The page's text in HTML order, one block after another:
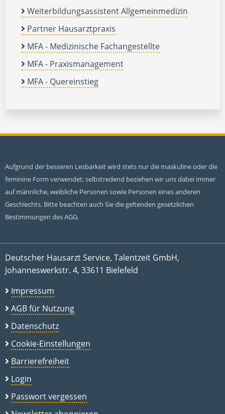
Weiterbildungsassistent Allgemeinmedizin
Partner Hausarztpraxis
MFA - Medizinische Fachangestellte
MFA - Praxismanagement
MFA - Quereinstieg
Aufgrund der besseren Lesbarkeit wird stets nur die maskuline oder die
feminine Form verwendet; selbstredend beziehen wir uns dabei immer
auf männliche, weibliche Personen sowie Personen eines anderen
Geschlechts. Bitte beachten auch Sie die geltenden gesetzlichen
Bestimmungen des AGG.
Deutscher Hausarzt Service, Talentzeit GmbH,
Johanneswerkstr. 4, 33611 Bielefeld
Impressum
AGB für Nutzung
Datenschutz
Cookie-Einstellungen
Barrierefreiheit
Login
Passwort vergessen